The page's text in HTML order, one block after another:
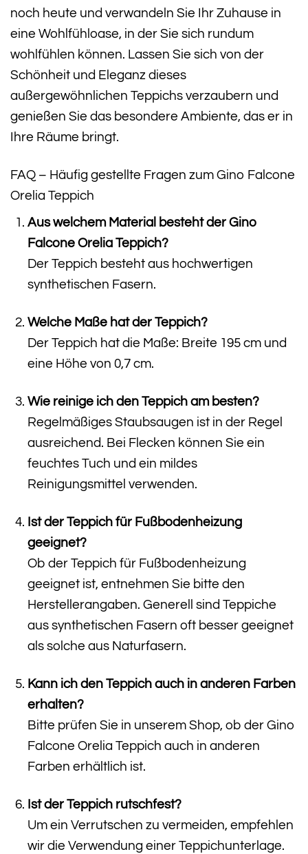
noch heute und verwandeln Sie Ihr Zuhause in
eine Wohlfühloase, in der Sie sich rundum
wohlfühlen können. Lassen Sie sich von der
Schönheit und Eleganz dieses
außergewöhnlichen Teppichs verzaubern und
genießen Sie das besondere Ambiente, das er in
Ihre Räume bringt.
FAQ – Häufig gestellte Fragen zum Gino Falcone
Orelia Teppich
Aus welchem Material besteht der Gino
Falcone Orelia Teppich?
Der Teppich besteht aus hochwertigen
synthetischen Fasern.
Welche Maße hat der Teppich?
Der Teppich hat die Maße: Breite 195 cm und
eine Höhe von 0,7 cm.
Wie reinige ich den Teppich am besten?
Regelmäßiges Staubsaugen ist in der Regel
ausreichend. Bei Flecken können Sie ein
feuchtes Tuch und ein mildes
Reinigungsmittel verwenden.
Ist der Teppich für Fußbodenheizung
geeignet?
Ob der Teppich für Fußbodenheizung
geeignet ist, entnehmen Sie bitte den
Herstellerangaben. Generell sind Teppiche
aus synthetischen Fasern oft besser geeignet
als solche aus Naturfasern.
Kann ich den Teppich auch in anderen Farben
erhalten?
Bitte prüfen Sie in unserem Shop, ob der Gino
Falcone Orelia Teppich auch in anderen
Farben erhältlich ist.
Ist der Teppich rutschfest?
Um ein Verrutschen zu vermeiden, empfehlen
wir die Verwendung einer Teppichunterlage.